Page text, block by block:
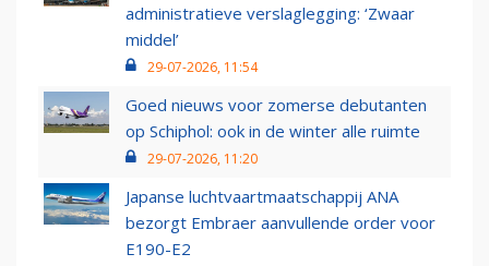
administratieve verslaglegging: ‘Zwaar
middel’
29-07-2026, 11:54
Goed nieuws voor zomerse debutanten
op Schiphol: ook in de winter alle ruimte
29-07-2026, 11:20
Japanse luchtvaartmaatschappij ANA
bezorgt Embraer aanvullende order voor
E190-E2